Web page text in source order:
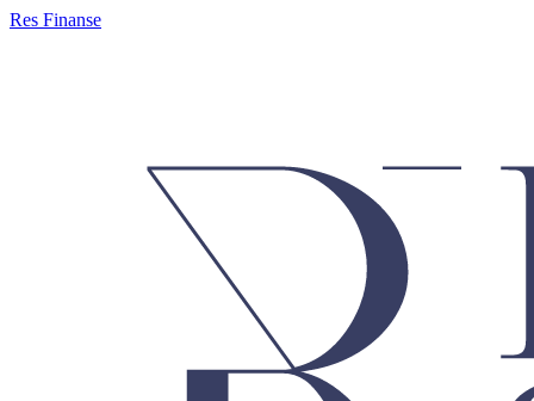
Res Finanse